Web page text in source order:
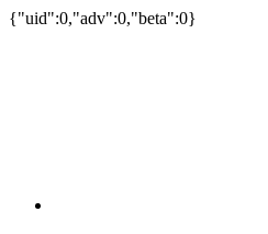
{"uid":0,"adv":0,"beta":0}